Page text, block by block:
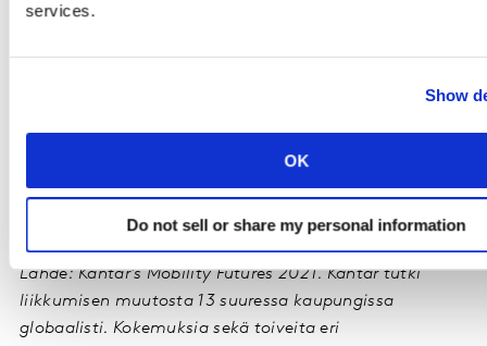
services.
Show
OK
Do not sell or share my personal information
Suomessakin on nähtävissä viitteitä
uskoo, että koronaviruksen jälkeenkin etätyön
tekeminen tulee olemaan paljon aiempaa yleisempää.
Uuden auton ostamisesta haaveillaan yhä, mutta
liikkumistottumuksissa on nähtävissä muutoksiakin.
Lähde: Kantar’s Mobility Futures 2021. Kantar tutki
liikkumisen muutosta 13 suuressa kaupungissa
globaalisti. Kokemuksia sekä toiveita eri